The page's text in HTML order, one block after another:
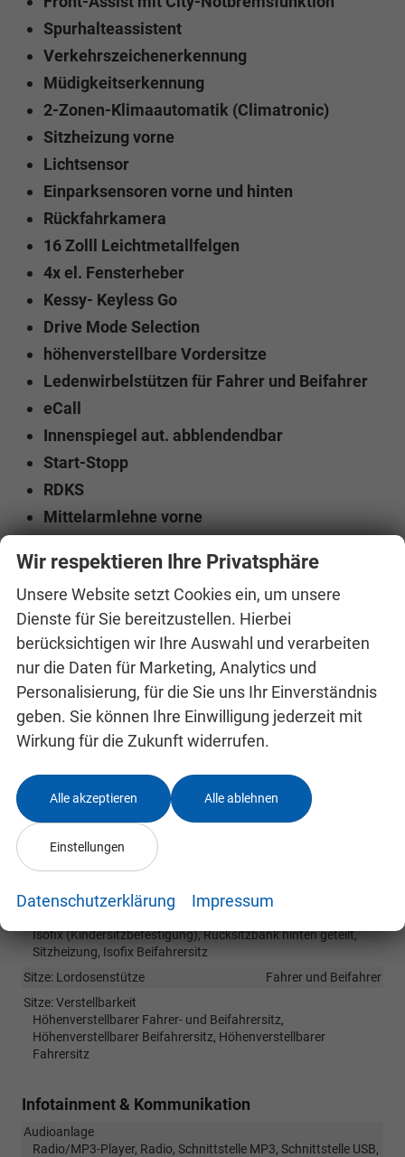
Spurhalteassistent
Verkehrszeichenerkennung
Müdigkeitserkennung
2-Zonen-Klimaautomatik (Climatronic)
Sitzheizung vorne
Lichtsensor
Einparksensoren vorne und hinten
Rückfahrkamera
16 Zolll Leichtmetallfelgen
4x el. Fensterheber
Kessy- Keyless Go
Drive Mode Selection
höhenverstellbare Vordersitze
Ledenwirbelstützen für Fahrer und Beifahrer
eCall
Innenspiegel aut. abblendendbar
Start-Stopp
RDKS
Mittelarmlehne vorne
Isofix auf dem Beifahrersitz und den äußeren
Rücksitzen
Dachrleing Schwarz
Innen
Fensterheber
Innenraumfilter
Klimatisierung
Klimaautomatik, 2-Zonen-Klimaautomatik
Laderaumabdeckung
in Leder, höhenverstellbar, mit Multifunktionen, mit
Schaltwippen
Isofix (Kindersitzbefestigung), Rücksitzbank hinten geteilt,
Sitzheizung, Isofix Beifahrersitz
Sitze: Lordosenstütze
Fahrer und Beifahrer
Sitze: Verstellbarkeit
Höhenverstellbarer Fahrer- und Beifahrersitz,
Höhenverstellbarer Beifahrersitz, Höhenverstellbarer
Fahrersitz
Infotainment & Kommunikation
Audioanlage
Radio/MP3-Player, Radio, Schnittstelle MP3, Schnittstelle USB,
Wir respektieren Ihre Privatsphäre
Unsere Website setzt Cookies ein, um unsere
Dienste für Sie bereitzustellen. Hierbei
berücksichtigen wir Ihre Auswahl und verarbeiten
nur die Daten für Marketing, Analytics und
Personalisierung, für die Sie uns Ihr Einverständnis
geben. Sie können Ihre Einwilligung jederzeit mit
Wirkung für die Zukunft widerrufen.
Alle akzeptieren Alle ablehnen
Einstellungen
Datenschutzerklärung Impressum